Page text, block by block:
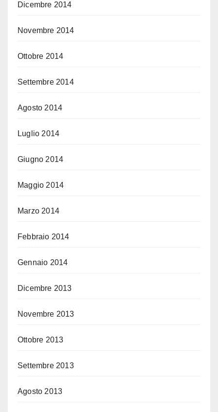
Dicembre 2014
Novembre 2014
Ottobre 2014
Settembre 2014
Agosto 2014
Luglio 2014
Giugno 2014
Maggio 2014
Marzo 2014
Febbraio 2014
Gennaio 2014
Dicembre 2013
Novembre 2013
Ottobre 2013
Settembre 2013
Agosto 2013